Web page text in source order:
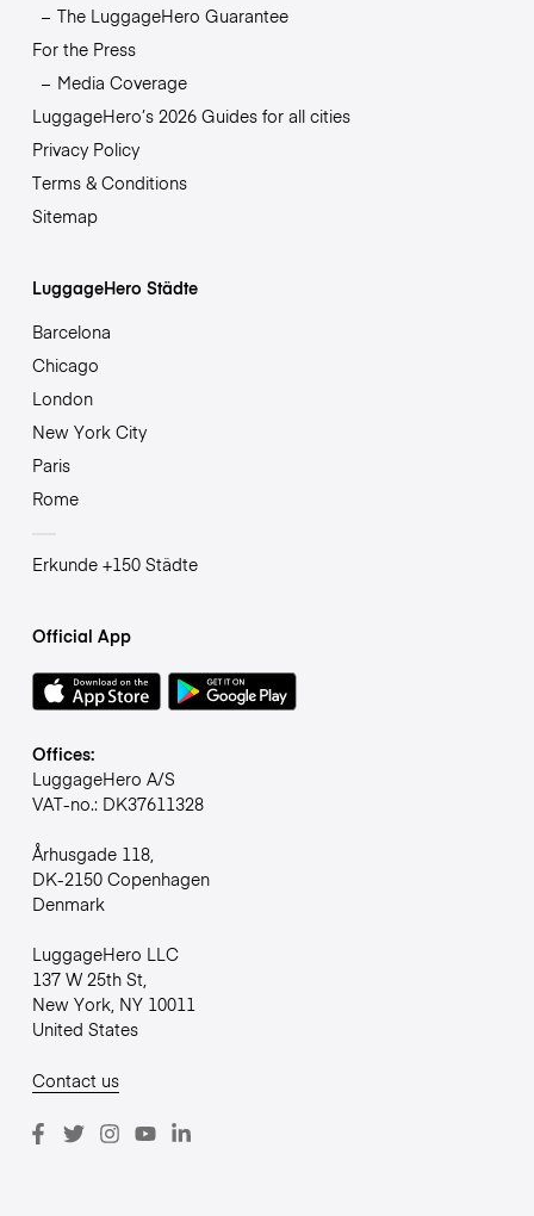
The LuggageHero Guarantee
For the Press
Media Coverage
LuggageHero’s 2026 Guides for all cities
Privacy Policy
Terms & Conditions
Sitemap
LuggageHero Städte
Barcelona
Chicago
London
New York City
Paris
Rome
Erkunde +150 Städte
Official App
Offices:
LuggageHero A/S
VAT-no.: DK37611328
Århusgade 118,
DK-2150 Copenhagen
Denmark
LuggageHero LLC
137 W 25th St,
New York, NY 10011
United States
Contact us